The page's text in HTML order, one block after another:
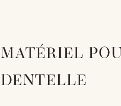
MATÉRIEL
DENTELLE